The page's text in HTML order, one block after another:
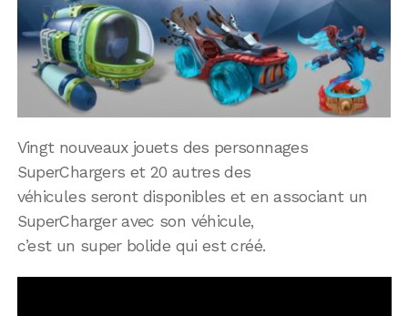
Vingt nouveaux jouets des personnages
SuperChargers et 20 autres des
véhicules seront disponibles et en associant un
SuperCharger avec son véhicule,
c’est un super bolide qui est créé.